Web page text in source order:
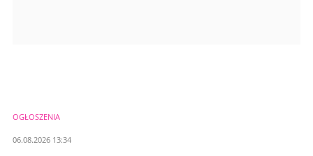
OGŁOSZENIA
06.08.2026 13:34